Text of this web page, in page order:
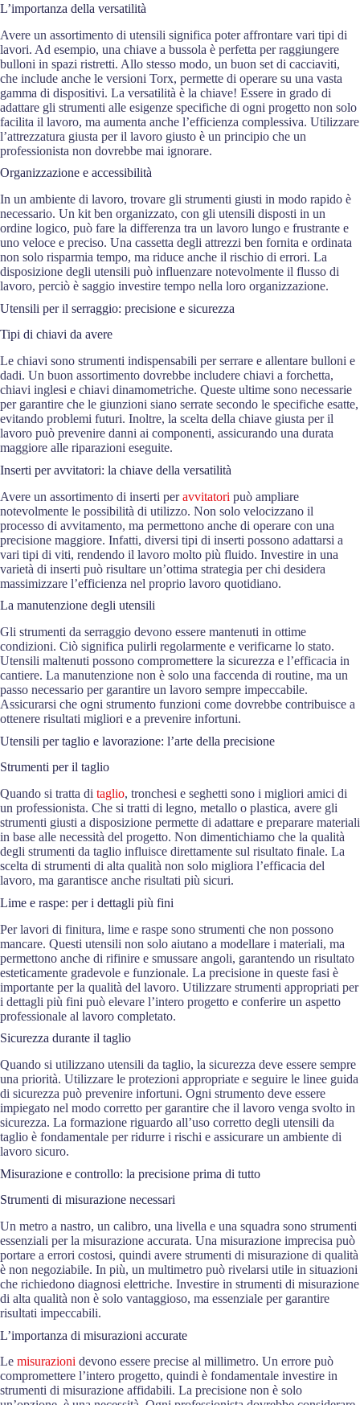
L’importanza della versatilità
Avere un assortimento di utensili significa poter affrontare vari tipi di
lavori. Ad esempio, una chiave a bussola è perfetta per raggiungere
bulloni in spazi ristretti. Allo stesso modo, un buon set di cacciaviti,
che include anche le versioni Torx, permette di operare su una vasta
gamma di dispositivi. La versatilità è la chiave! Essere in grado di
adattare gli strumenti alle esigenze specifiche di ogni progetto non solo
facilita il lavoro, ma aumenta anche l’efficienza complessiva. Utilizzare
l’attrezzatura giusta per il lavoro giusto è un principio che un
professionista non dovrebbe mai ignorare.
Organizzazione e accessibilità
In un ambiente di lavoro, trovare gli strumenti giusti in modo rapido è
necessario. Un kit ben organizzato, con gli utensili disposti in un
ordine logico, può fare la differenza tra un lavoro lungo e frustrante e
uno veloce e preciso. Una cassetta degli attrezzi ben fornita e ordinata
non solo risparmia tempo, ma riduce anche il rischio di errori. La
disposizione degli utensili può influenzare notevolmente il flusso di
lavoro, perciò è saggio investire tempo nella loro organizzazione.
Utensili per il serraggio: precisione e sicurezza
Tipi di chiavi da avere
Le chiavi sono strumenti indispensabili per serrare e allentare bulloni e
dadi. Un buon assortimento dovrebbe includere chiavi a forchetta,
chiavi inglesi e chiavi dinamometriche. Queste ultime sono necessarie
per garantire che le giunzioni siano serrate secondo le specifiche esatte,
evitando problemi futuri. Inoltre, la scelta della chiave giusta per il
lavoro può prevenire danni ai componenti, assicurando una durata
maggiore alle riparazioni eseguite.
Inserti per avvitatori: la chiave della versatilità
Avere un assortimento di inserti peravvitatori può ampliare
notevolmente le possibilità di utilizzo. Non solo velocizzano il
processo di avvitamento, ma permettono anche di operare con una
precisione maggiore. Infatti, diversi tipi di inserti possono adattarsi a
vari tipi di viti, rendendo il lavoro molto più fluido. Investire in una
varietà di inserti può risultare un’ottima strategia per chi desidera
massimizzare l’efficienza nel proprio lavoro quotidiano.
La manutenzione degli utensili
Gli strumenti da serraggio devono essere mantenuti in ottime
condizioni. Ciò significa pulirli regolarmente e verificarne lo stato.
Utensili maltenuti possono compromettere la sicurezza e l’efficacia in
cantiere. La manutenzione non è solo una faccenda di routine, ma un
passo necessario per garantire un lavoro sempre impeccabile.
Assicurarsi che ogni strumento funzioni come dovrebbe contribuisce a
ottenere risultati migliori e a prevenire infortuni.
Utensili per taglio e lavorazione: l’arte della precisione
Strumenti per il taglio
Quando si tratta di taglio, tronchesi e seghetti sono i migliori amici di
un professionista. Che si tratti di legno, metallo o plastica, avere gli
strumenti giusti a disposizione permette di adattare e preparare materiali
in base alle necessità del progetto. Non dimentichiamo che la qualità
degli strumenti da taglio influisce direttamente sul risultato finale. La
scelta di strumenti di alta qualità non solo migliora l’efficacia del
lavoro, ma garantisce anche risultati più sicuri.
Lime e raspe: per i dettagli più fini
Per lavori di finitura, lime e raspe sono strumenti che non possono
mancare. Questi utensili non solo aiutano a modellare i materiali, ma
permettono anche di rifinire e smussare angoli, garantendo un risultato
esteticamente gradevole e funzionale. La precisione in queste fasi è
importante per la qualità del lavoro. Utilizzare strumenti appropriati per
i dettagli più fini può elevare l’intero progetto e conferire un aspetto
professionale al lavoro completato.
Sicurezza durante il taglio
Quando si utilizzano utensili da taglio, la sicurezza deve essere sempre
una priorità. Utilizzare le protezioni appropriate e seguire le linee guida
di sicurezza può prevenire infortuni. Ogni strumento deve essere
impiegato nel modo corretto per garantire che il lavoro venga svolto in
sicurezza. La formazione riguardo all’uso corretto degli utensili da
taglio è fondamentale per ridurre i rischi e assicurare un ambiente di
lavoro sicuro.
Misurazione e controllo: la precisione prima di tutto
Strumenti di misurazione necessari
Un metro a nastro, un calibro, una livella e una squadra sono strumenti
essenziali per la misurazione accurata. Una misurazione imprecisa può
portare a errori costosi, quindi avere strumenti di misurazione di qualità
è non negoziabile. In più, un multimetro può rivelarsi utile in situazioni
che richiedono diagnosi elettriche. Investire in strumenti di misurazione
di alta qualità non è solo vantaggioso, ma essenziale per garantire
risultati impeccabili.
L’importanza di misurazioni accurate
Le misurazioni devono essere precise al millimetro. Un errore può
compromettere l’intero progetto, quindi è fondamentale investire in
strumenti di misurazione affidabili. La precisione non è solo